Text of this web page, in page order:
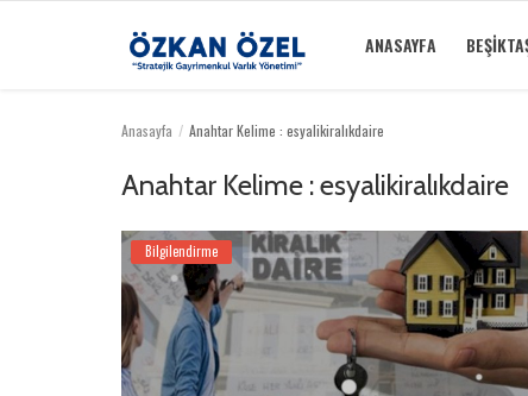
ANASAYFA
Anasayfa Anahtar Kelime : esyalikiralıkdaire
Anahtar Kelime : esyalikiralıkdaire
Bilgilendirme